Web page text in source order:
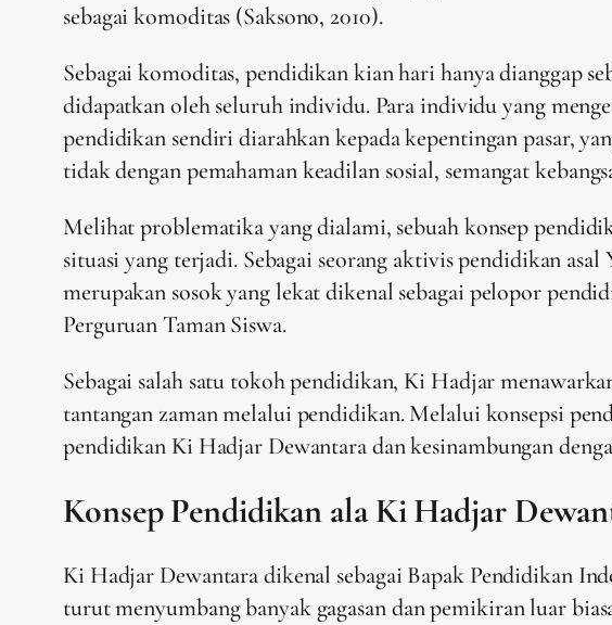
sebagai komoditas (Saksono, 2010).
Sebagai komoditas, pendidikan kian hari hanya dianggap
didapatkan oleh seluruh individu. Para individu yang
pendidikan sendiri diarahkan kepada kepentingan pasar,
tidak dengan pemahaman keadilan sosial, semangat
Melihat problematika yang dialami, sebuah konsep
situasi yang terjadi. Sebagai seorang aktivis pendidikan
merupakan sosok yang lekat dikenal sebagai pelopor
Perguruan Taman Siswa.
Sebagai salah satu tokoh pendidikan, Ki Hadjar
tantangan zaman melalui pendidikan. Melalui konsepsi
pendidikan Ki Hadjar Dewantara dan kesinambungan
Konsep Pendidikan ala Ki Hadjar
Ki Hadjar Dewantara dikenal sebagai Bapak Pendidikan
turut menyumbang banyak gagasan dan pemikiran luar